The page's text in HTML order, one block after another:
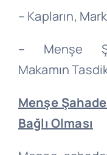
– Kapların,
– Menşe
Makamın
Menşe
Bağlı Olması